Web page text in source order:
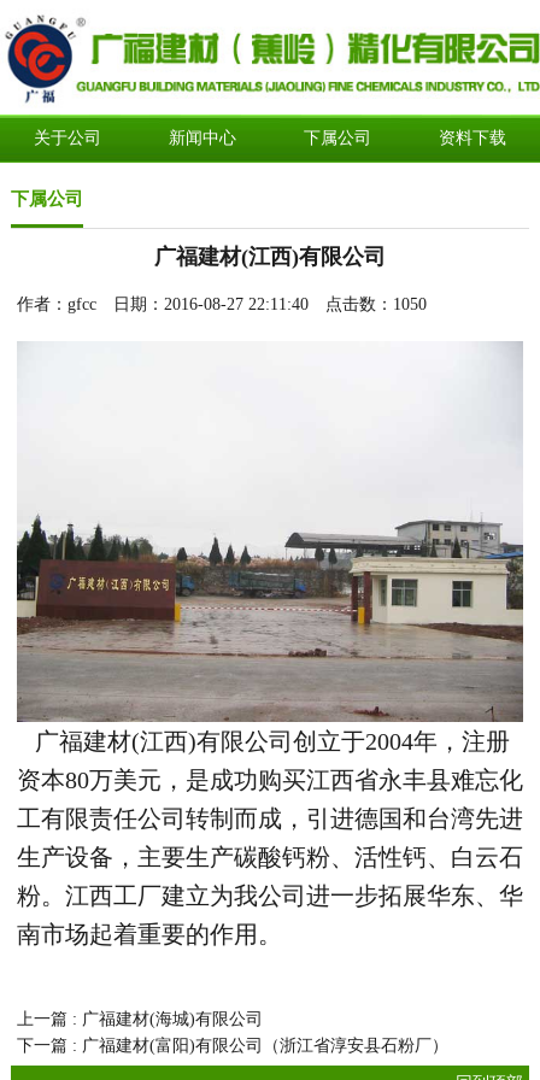
关于公司 新闻中心 下属公司 资料下载
下属公司
广福建材(江西)有限公司
作者：gfcc 日期：2016-08-27 22:11:40 点击数： 1050
广福建材(江西)有限公司创立于2004年，注册
资本80万美元，是成功购买江西省永丰县难忘化
工有限责任公司转制而成，引进德国和台湾先进
生产设备，主要生产碳酸钙粉、活性钙、白云石
粉。江西工厂建立为我公司进一步拓展华东、华
南市场起着重要的作用。
上一篇 : 广福建材(海城)有限公司
下一篇 : 广福建材(富阳)有限公司（浙江省淳安县石粉厂）